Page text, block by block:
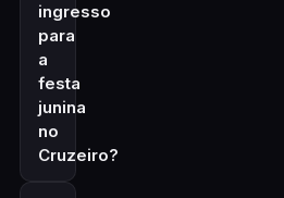
ingresso
para
a
festa
junina
no
Cruzeiro?